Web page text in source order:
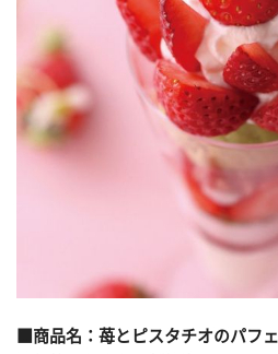
■商品名：苺とピスタチオのパフェ